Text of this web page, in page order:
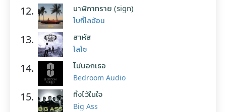
12. นาฬิกาทราย (sign)
โบกี้ไลอ้อน
13. สาหัส
โลโซ
14. ไม่บอกเธอ
Bedroom Audio
15. ทิ้งไว้ในใจ
Big Ass